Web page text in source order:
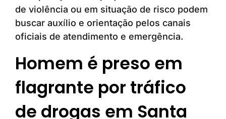
de violência ou em situação de risco podem
buscar auxílio e orientação pelos canais
oficiais de atendimento e emergência.
Homem é preso em
flagrante por tráfico
de drogas em Santa